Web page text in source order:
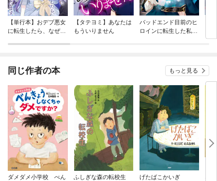
【単行本】おデブ悪女
に転生したら、なぜか
【タテヨミ】あなたは
もういりません
バッドエンド目前のヒ
ロインに転生した私、
同じ作者の本 もっと見る
ダメダメ小学校 べん
ふしぎな森の転校生 げたばこかいぎ な